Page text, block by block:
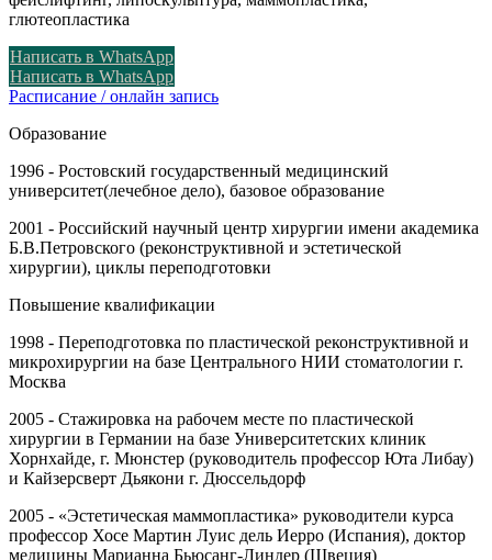
глютеопластика
Написать в WhatsApp
Написать в WhatsApp
Расписание / онлайн запись
Образование
1996 - Ростовский государственный медицинский
университет(лечебное дело), базовое образование
2001 - Российский научный центр хирургии имени академика
Б.В.Петровского (реконструктивной и эстетической
хирургии), циклы переподготовки
Повышение квалификации
1998 - Переподготовка по пластической реконструктивной и
микрохирургии на базе Центрального НИИ стоматологии г.
Москва
2005 - Стажировка на рабочем месте по пластической
хирургии в Германии на базе Университетских клиник
Хорнхайде, г. Мюнстер (руководитель профессор Юта Либау)
и Кайзерсверт Дьякони г. Дюссельдорф
2005 - «Эстетическая маммопластика» руководители курса
профессор Хосе Мартин Луис дель Иерро (Испания), доктор
медицины Марианна Бьюсанг-Линдер (Швеция)